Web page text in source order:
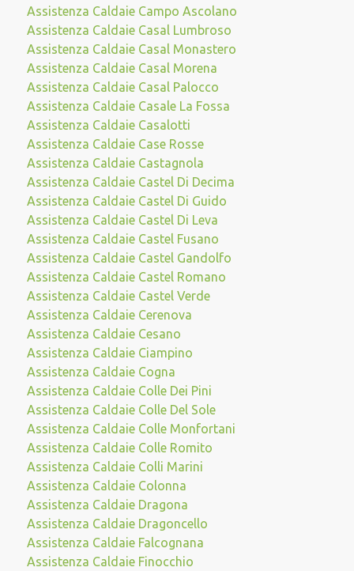
Assistenza Caldaie Campo Ascolano
Assistenza Caldaie Casal Lumbroso
Assistenza Caldaie Casal Monastero
Assistenza Caldaie Casal Morena
Assistenza Caldaie Casal Palocco
Assistenza Caldaie Casale La Fossa
Assistenza Caldaie Casalotti
Assistenza Caldaie Case Rosse
Assistenza Caldaie Castagnola
Assistenza Caldaie Castel Di Decima
Assistenza Caldaie Castel Di Guido
Assistenza Caldaie Castel Di Leva
Assistenza Caldaie Castel Fusano
Assistenza Caldaie Castel Gandolfo
Assistenza Caldaie Castel Romano
Assistenza Caldaie Castel Verde
Assistenza Caldaie Cerenova
Assistenza Caldaie Cesano
Assistenza Caldaie Ciampino
Assistenza Caldaie Cogna
Assistenza Caldaie Colle Dei Pini
Assistenza Caldaie Colle Del Sole
Assistenza Caldaie Colle Monfortani
Assistenza Caldaie Colle Romito
Assistenza Caldaie Colli Marini
Assistenza Caldaie Colonna
Assistenza Caldaie Dragona
Assistenza Caldaie Dragoncello
Assistenza Caldaie Falcognana
Assistenza Caldaie Finocchio